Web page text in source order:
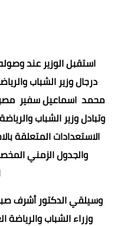
استقبل الوزير عند
درجال وزير الشباب
محمد اسماعيل سفير مصر
وتبادل وزير الشباب
الاستعدادات المتعلقة
والجدول الزمني
وسيلقي الدكتور أشرف
وزراء الشباب